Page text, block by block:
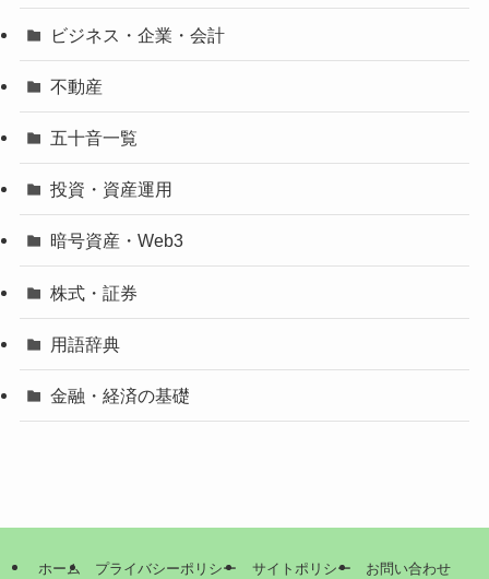
ビジネス・企業・会計
不動産
五十音一覧
投資・資産運用
暗号資産・Web3
株式・証券
用語辞典
金融・経済の基礎
ホーム プライバシーポリシー サイトポリシー お問い合わせ